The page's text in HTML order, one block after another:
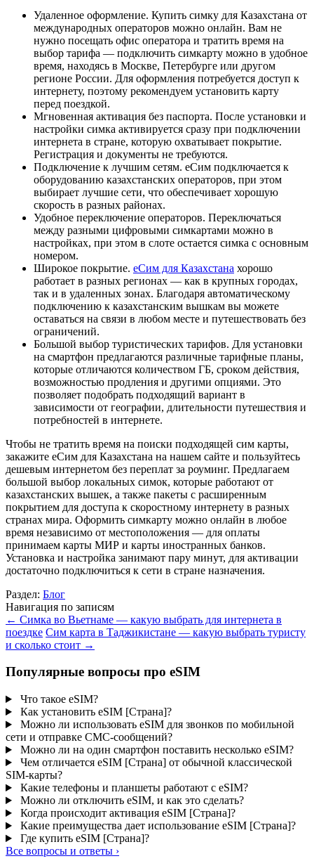
Удаленное оформление. Купить симку для Казахстана от
международных операторов можно онлайн. Вам не
нужно посещать офис оператора и тратить время на
выбор тарифа — подключить симкарту можно в удобное
время, находясь в Москве, Петербурге или другом
регионе России. Для оформления потребуется доступ к
интернету, поэтому рекомендуем установить карту
перед поездкой.
Мгновенная активация без паспорта. После установки и
настройки симка активируется сразу при подключении
интернета в стране, которую охватывает покрытие.
Регистрация и документы не требуются.
Подключение к лучшим сетям. еСим подключается к
оборудованию казахстанских операторов, при этом
выбирает лучшие сети, что обеспечивает хорошую
скорость в разных районах.
Удобное переключение операторов. Переключаться
между разными цифровыми симкартами можно в
настройках, при этом в слоте остается симка с основным
номером.
Широкое покрытие. еСим для Казахстана хорошо
работает в разных регионах — как в крупных городах,
так и в удаленных зонах. Благодаря автоматическому
подключению к казахстанским вышкам вы можете
оставаться на связи в любом месте и путешествовать без
ограничений.
Большой выбор туристических тарифов. Для установки
на смартфон предлагаются различные тарифные планы,
которые отличаются количеством ГБ, сроком действия,
возможностью продления и другими опциями. Это
позволяет подобрать подходящий вариант в
зависимости от географии, длительности путешествия и
потребностей в интернете.
Чтобы не тратить время на поиски подходящей сим карты,
закажите еСим для Казахстана на нашем сайте и пользуйтесь
дешевым интернетом без переплат за роуминг. Предлагаем
большой выбор локальных симок, которые работают от
казахстанских вышек, а также пакеты с расширенным
покрытием для доступа к скоростному интернету в разных
странах мира. Оформить симкарту можно онлайн в любое
время независимо от местоположения — для оплаты
принимаем карты МИР и карты иностранных банков.
Установка и настройка занимают пару минут, для активации
достаточно подключиться к сети в стране назначения.
Раздел: Блог
Навигация по записям
← Симка во Вьетнаме — какую выбрать для интернета в
поездке Сим карта в Таджикистане — какую выбрать туристу
и сколько стоит →
Популярные вопросы про eSIM
Что такое eSIM?
Как установить eSIM [Страна]?
Можно ли использовать eSIM для звонков по мобильной
сети и отправке СМС-сообщений?
Можно ли на один смартфон поставить несколько eSIM?
Чем отличается eSIM [Страна] от обычной классической
SIM-карты?
Какие телефоны и планшеты работают с eSIM?
Можно ли отключить eSIM, и как это сделать?
Когда происходит активация eSIM [Страна]?
Какие преимущества дает использование eSIM [Страна]?
Где купить eSIM [Страна]?
Все вопросы и ответы ›